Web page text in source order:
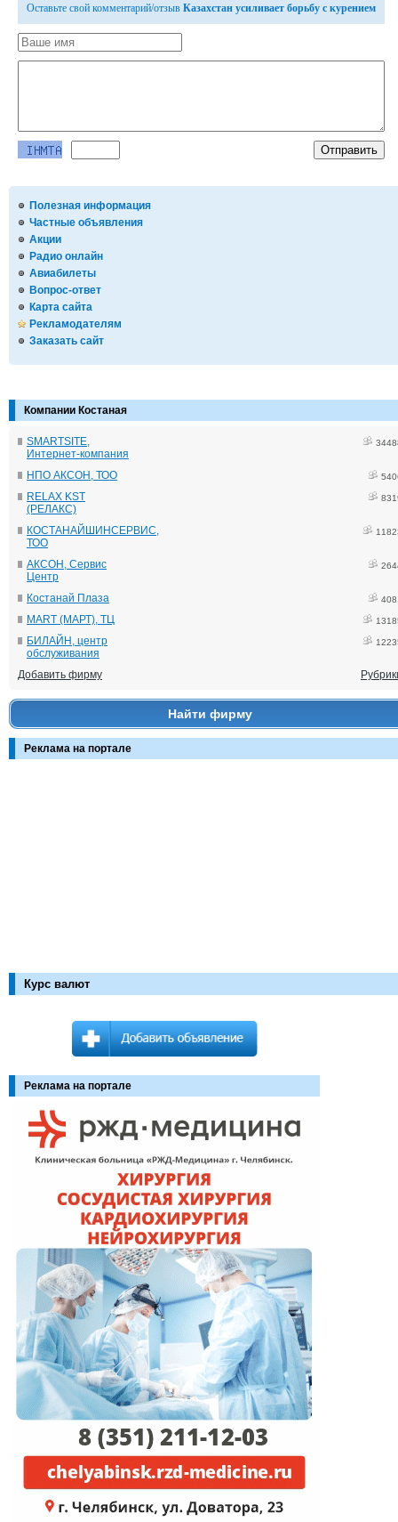
Полезная информация
Частные объявления
Акции
Радио онлайн
Авиабилеты
Вопрос-ответ
Карта сайта
Рекламодателям
Заказать сайт
Компании Костаная
SMARTSITE,
Интернет-компания
НПО АКСОН, ТОО
RELAX KST
(РЕЛАКС)
КОСТАНАЙШИНСЕРВИС,
ТОО
АКСОН, Сервис
Центр
Костанай Плаза
MART (МАРТ), ТЦ
БИЛАЙН, центр
обслуживания
Добавить фирму
Найти фирму
Реклама на портале
Курс валют
Оставьте свой комментарий/отзыв Казахстан усиливает борьбу с курением
Реклама на портале